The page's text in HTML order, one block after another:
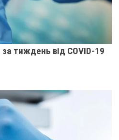
тиждень від COVID-19